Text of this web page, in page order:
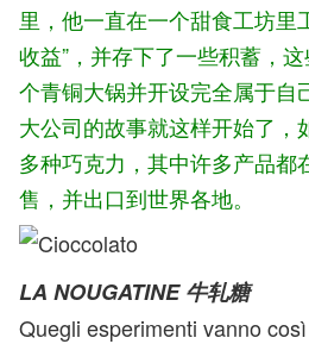
里，他一直在一个甜食工坊里
收益”，并存下了一些积蓄，
个青铜大锅并开设完全属于自
大公司的故事就这样开始了，
多种巧克力，其中许多产品都
售，并出口到世界各地。
LA NOUGATINE 牛轧糖
Quegli esperimenti vanno